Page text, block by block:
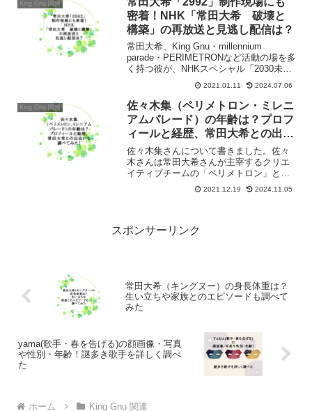
加藤ミリヤさんのレコーディングにも参
加しています。
King Gnu 関連
密着！NHK「常田大希 破壊と
構築」の再放送と見逃し配信は？
常田大希、King Gnu・millennium
parade・PERIMETRONなど活動の場を多
く持つ彼が、NHKスペシャル「2030未来
への分岐点」テーマ音楽「2992」を手が
けました。３か月に及ぶ密着取材の様子
を「破壊と構築」という特集で紹介して
います。ファンならずとも必見です。
2021.01.11 2024.07.06
King Gnu 関連
佐々木集（ペリメトロン・ミレニ
アムパレード）の年齢は？プロフ
ィールと経歴、常田大希との出会
いも調べてみた！
佐々木集さんについて書きました。佐々
木さんは常田大希さんが主宰するクリエ
イティブチームの「ペリメトロン」と音
楽プロジェクト「ミレニアムパレード」
のメンバーです。佐々木さんの年齢をは
みました。
2021.12.19 2024.11.05
スポンサーリンク
常田大希（キングヌー）の身長体重は？
生い立ちや家族とのエピソードも調べて
みた
yama(歌手・春を告げる)の顔画像・写真
や性別・年齢！謎多き歌手を詳しく調べ
た
ホーム King Gnu 関連